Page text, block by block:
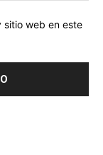
sitio web en este